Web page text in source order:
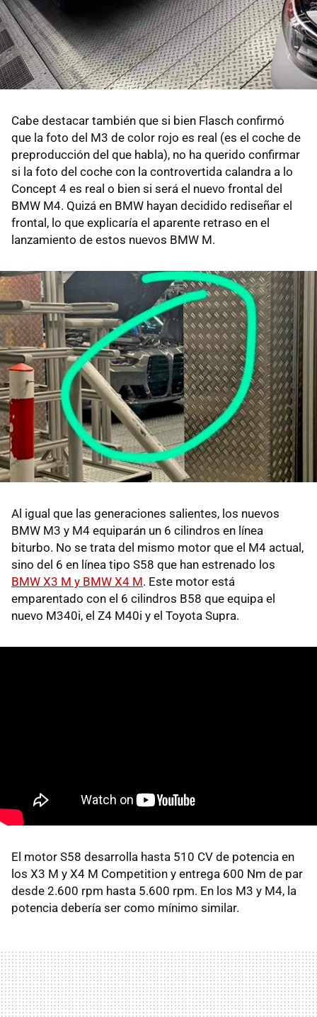
Cabe destacar también que si bien Flasch confirmó
que la foto del M3 de color rojo es real (es el coche de
preproducción del que habla), no ha querido confirmar
si la foto del coche con la controvertida calandra a lo
Concept 4 es real o bien si será el nuevo frontal del
BMW M4. Quizá en BMW hayan decidido rediseñar el
frontal, lo que explicaría el aparente retraso en el
lanzamiento de estos nuevos BMW M.
Al igual que las generaciones salientes, los nuevos
BMW M3 y M4 equiparán un 6 cilindros en línea
biturbo. No se trata del mismo motor que el M4 actual,
sino del 6 en línea tipo S58 que han estrenado los
BMW X3 M y BMW X4 M. Este motor está
emparentado con el 6 cilindros B58 que equipa el
nuevo M340i, el Z4 M40i y el Toyota Supra.
El motor S58 desarrolla hasta 510 CV de potencia en
los X3 M y X4 M Competition y entrega 600 Nm de par
desde 2.600 rpm hasta 5.600 rpm. En los M3 y M4, la
potencia debería ser como mínimo similar.